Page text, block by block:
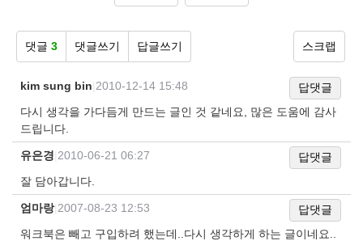
댓글 3 댓글쓰기 답글쓰기 스크랩
kim sung bin 2010-12-14 15:48
답댓글
다시 생각을 가다듬게 만드는 글인 것 같네요, 많은 도움에 감사
드립니다.
유은경 2010-06-21 06:27
답댓글
잘 담아갑니다.
엄마랑| 2007-08-23 12:53
답댓글
워크북은 빼고 구입하려 했는데..다시 생각하게 하는 글이네요..